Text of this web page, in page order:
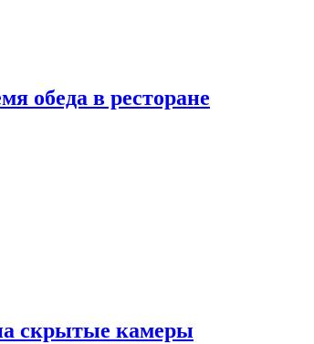
обеда в ресторане
скрытые камеры